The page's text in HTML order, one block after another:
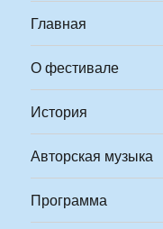
Главная
О фестивале
История
Авторская музыка
Программа